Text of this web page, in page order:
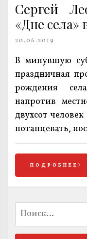
Сергей
«Дне села»
20.06.2019
В минувшую
праздничная
рождения
напротив
двухсот
потанцевать,
ПОДРОБНЕЕ
Найти: